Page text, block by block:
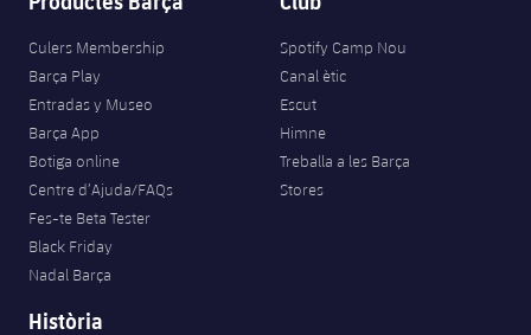
Culers Membership
Barça Play
Entradas y Museo
Barça App
Botiga online
Centre d’Ajuda/FAQs
Fes-te Beta Tester
Black Friday
Nadal Barça
Spotify Camp Nou
Canal ètic
Escut
Himne
Treballa a les Barça
Stores
Història